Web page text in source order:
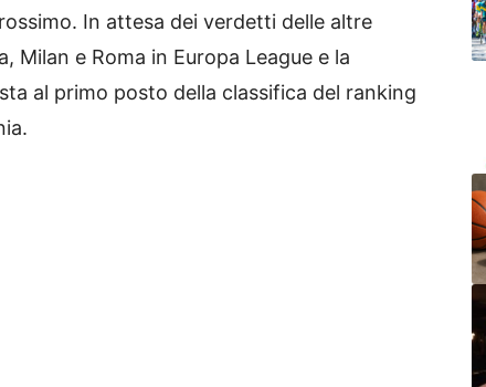
In attesa dei verdetti delle altre
Milan e Roma in Europa League e la
al primo posto della classifica del ranking